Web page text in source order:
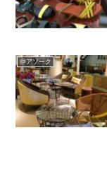
@アソーク